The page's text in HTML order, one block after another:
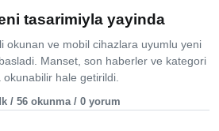
tasarimiyla yayinda
okunan ve mobil cihazlara uyumlu yeni
Manset, son haberler ve kategori
hale getirildi.
/ 56 okunma / 0 yorum